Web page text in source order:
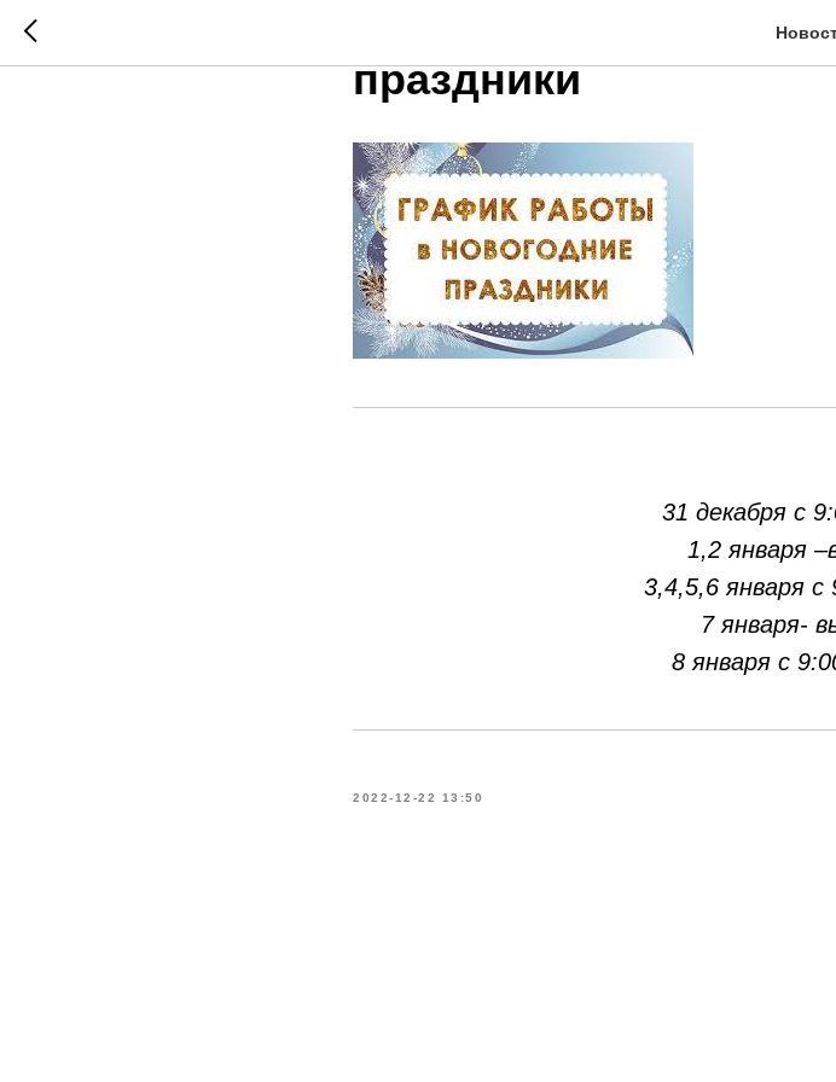
График работы
праздники
31 декабря с
1,2 января
3,4,5,6 января с
7 января-
8 января с
2022-12-22 13:50